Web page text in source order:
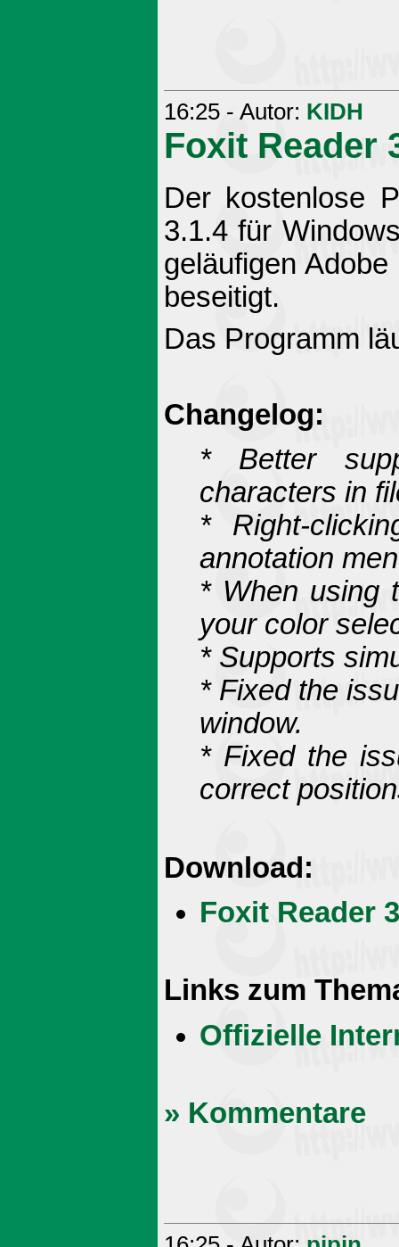
16:25 - Autor: KIDH
Foxit Reader
Der kostenlose
3.1.4 für
geläufigen
beseitigt.
Das Programm
Changelog:
* Better
characters in
* Right-
annotation
* When using
your color
* Supports
* Fixed the
window.
* Fixed the
correct
Download:
Foxit Reader
Links zum
Offizielle
» Kommentare